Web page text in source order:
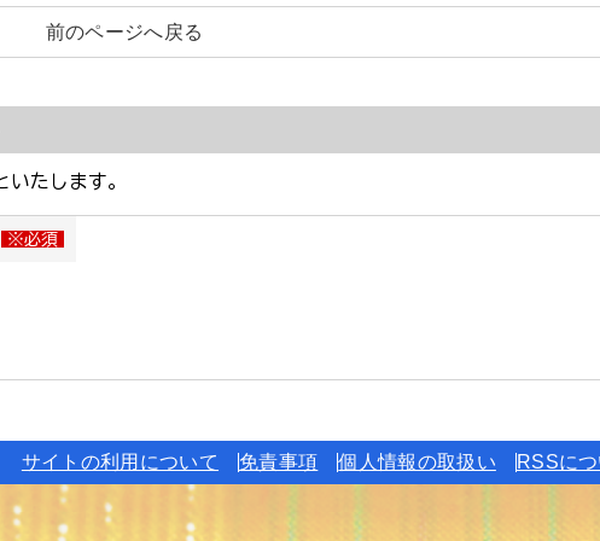
前のページへ戻る
サイトの利用について 免責事項 個人情報の取扱い RSSに